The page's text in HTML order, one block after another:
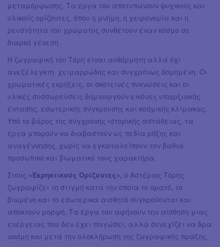
μεταμόρφωσης. Τα έργα του αποτυπώνουν ψυχικούς και
υλικούς ορίζοντες, όπου η μνήμη, η χειρονομία και η
ρευστότητα του χρώματος συνθέτουν έναν κόσμο σε
διαρκή γένεση.
Η ζωγραφική του Τόρη είναι αυθόρμητη αλλά όχι
ανεξέλεγκτη· χειμαρρώδης και συγχρόνως δομημένη. Οι
χρωματικές εκρήξεις, οι σκοτεινές πυκνώσεις και οι
υλικές συσσωρεύσεις δημιουργούν εικόνες υπαρξιακής
έντασης, εσωτερικής σύγκρουσης και κοσμικής κλίμακας.
Υπό το βάρος της σύγχρονης ιστορικής αστάθειας, τα
έργα μπορούν να διαβαστούν ως πεδία ρήξης και
αναγέννησης, χωρίς να εγκαταλείπουν τον βαθιά
προσωπικό και βιωματικό τους χαρακτήρα.
Στους «Εκρηκτικούς Ορίζοντες», ο Αστέριος Τόρης
ζωγραφίζει τη στιγμή κατά την οποία το ορατό, το
βιωμένο και το εσωτερικά αισθητό συγκρούονται και
αποκτούν μορφή. Τα έργα του αφήνουν την αίσθηση μιας
ενέργειας που δεν έχει παγώσει, αλλά συνεχίζει να δρα
ακόμη και μετά την ολοκλήρωση της ζωγραφικής πράξης.